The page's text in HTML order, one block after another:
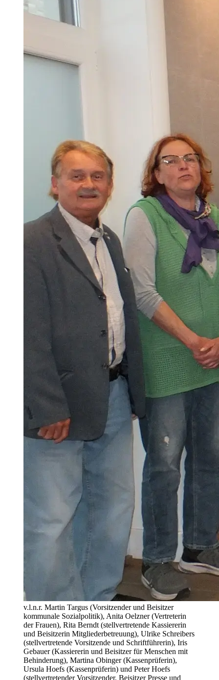
v.l.n.r. Martin Targus (Vorsitzender und Beisitzer
kommunale Sozialpolitik), Anita Oelzner (Vertreterin
der Frauen), Rita Berndt (stellvertretende Kassiererin
und Beisitzerin Mitgliederbetreuung), Ulrike Schreibers
(stellvertretende Vorsitzende und Schriftführerin), Iris
Gebauer (Kassiererin und Beisitzer für Menschen mit
Behinderung), Martina Obinger (Kassenprüferin),
Ursula Hoefs (Kassenprüferin) und Peter Hoefs
(stellvertretender Vorsitzender, Beisitzer Presse und